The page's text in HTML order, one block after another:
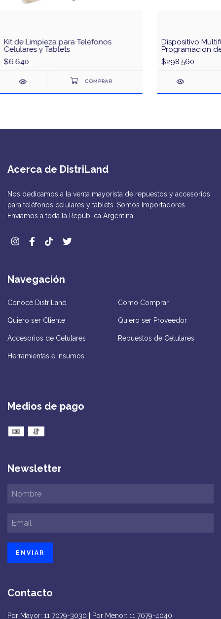
Kit de Limpieza para Telefonos
Celulares y Tablets
$6.640
Dispositivo
Programacion
QianLi iCopy
$298.560
Acerca de DistriLand
Nos dedicamos a la venta mayorista de repuestos y accesorios
para teléfonos celulares y tablets. Somos Importadores.
Enviamos a toda la República Argentina.
Navegación
Conocé DistriLand Cómo Comprar
Quiero ser Cliente Quiero ser Proveedor
Accesorios de Celulares Repuestos de Celulares
Herramientas e Insumos
Medios de pago
Newsletter
Contacto
Por Mayor: 11 7079-3030 | Por Menor: 11 7079-4040